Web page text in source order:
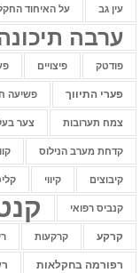
עין גב על האיחוד
ערבה
פודטק פיצויים
פערי התיווך פשיעה
צמח תערובות צער
קדחת מערב הנילוס
קיבוצים קיווי
קנביס רפואי
קרקע קרקעות
רפורמה בחקלאות